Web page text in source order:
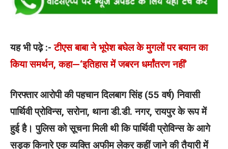
यह भी पढ़े :-टीएस बाबा ने भूपेश बघेल के मुगलों पर बयान का
किया समर्थन, कहा—‘इतिहास में जबरन धर्मांतरण नहीं’
गिरफ्तार आरोपी की पहचान दिलबाग सिंह (55 वर्ष) निवासी
पार्थिवी प्रोविन्स, सरोना, थाना डी.डी. नगर, रायपुर के रूप में
हुई है। पुलिस को सूचना मिली थी कि पार्थिवी प्रोविन्स के आगे
सड़क किनारे एक व्यक्ति अफीम लेकर कहीं जाने की तैयारी में